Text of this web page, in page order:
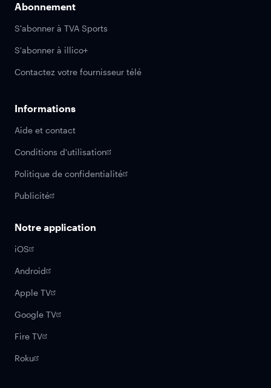
Abonnement
S'abonner à TVA Sports
S'abonner à illico+
Contactez votre fournisseur télé
Informations
Aide et contact
Conditions d'utilisation
Politique de confidentialité
Publicité
Notre application
iOS
Android
Apple TV
Google TV
Fire TV
Roku